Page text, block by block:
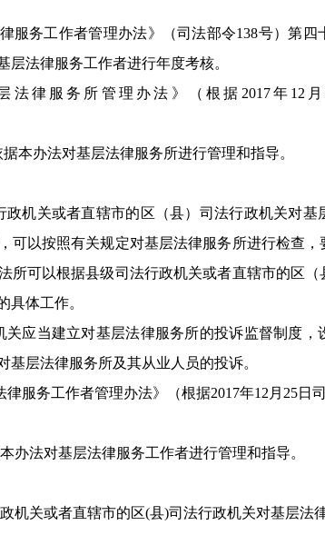
律服务工作者管理办法》（司法部令138号）第
层法律服务工作者进行年度考核。
法律服务所管理办法》（根据2017年12
本办法对基层法律服务所进行管理和指导。
机关或者直辖市的区（县）司法行政机关对基
可以按照有关规定对基层法律服务所进行检查
所可以根据县级司法行政机关或者直辖市的区
具体工作。
应当建立对基层法律服务所的投诉监督制度，
基层法律服务所及其从业人员的投诉。
律服务工作者管理办法》（根据2017年12月25日
办法对基层法律服务工作者进行管理和指导。
机关或者直辖市的区(县)司法行政机关对基层法